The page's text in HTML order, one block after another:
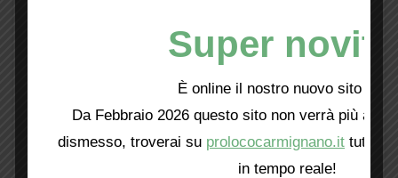
Super
È online il nostro nuovo sito web!
Da Febbraio 2026 questo sito non verrà più
dismesso, troverai su prolococarmignano.it tutti i
in tempo reale!